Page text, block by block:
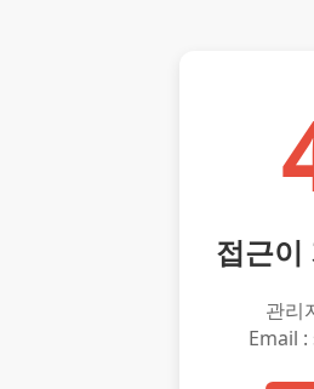
접근이
관리
Email